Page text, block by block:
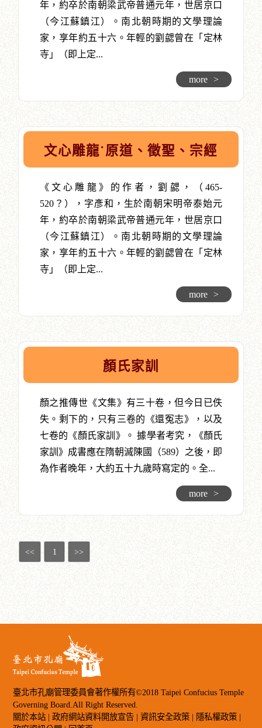
年，約卒於南朝梁武帝普通元年，世居京口
（今江蘇鎮江）。南北朝時期的文學理論
家，享年約五十六。年輕的劉勰曾在「定林
寺」（即上定...
more >
文心雕龍˙原道、徵聖、宗經
《文心雕龍》的作者，劉勰，（465-
520？），字彥和，生於南朝宋明帝泰始元
年，約卒於南朝梁武帝普通元年，世居京口
（今江蘇鎮江）。南北朝時期的文學理論
家，享年約五十六。年輕的劉勰曾在「定林
寺」（即上定...
more >
顏氏家訓
顏之推傳世《文集》有三十卷，但今日已佚
失。剩下的，只有三卷的《還冤志》，以及
七卷的《顏氏家訓》。 據學者考究，《顏氏
家訓》成書應在隋朝滅陳國（589）之後，即
為作者晚年，大約五十九歲時寫定的。全...
more >
<< 1 >>
臺北市孔廟管理委員會著作權所有©2018 Taipei Confucius Temple
Governing Board.All Right Reserved.
關於本站 | 政府網站資料開放宣告 |資訊安全政策 | 隱私權政策 |